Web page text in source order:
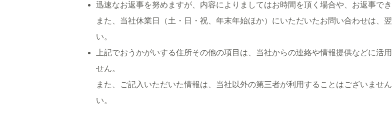
迅速なお返事を努めますが、内容によりましてはお時間を頂く場合や、お返事で
また、当社休業日（土・日・祝、年末年始ほか）にいただいたお問い合わせは、
い。
上記でおうかがいする住所その他の項目は、当社からの連絡や情報提供などに活
せん。
また、ご記入いただいた情報は、当社以外の第三者が利用することはございません
い。